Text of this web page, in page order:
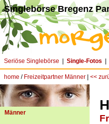
Singlebörse Bregenz
Seriöse Singlebörse Single-Fotos
home / Freizeitpartner Männer <<
Männer